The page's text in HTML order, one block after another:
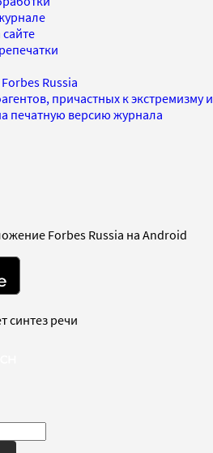
Russia
причастных к
печатную версию журнала
Forbes Russia на Android
синтез речи